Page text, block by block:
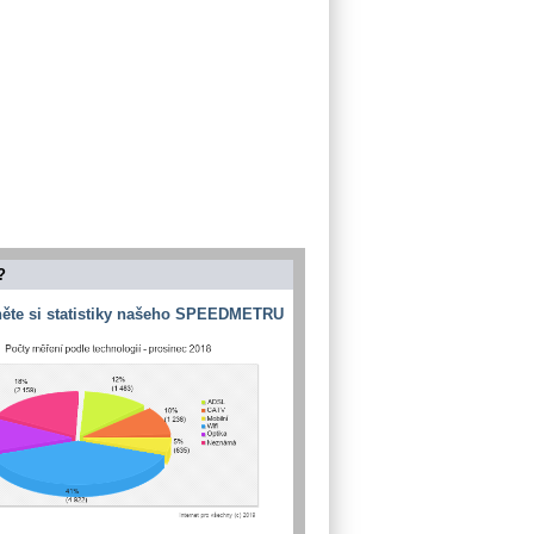
si statistiky našeho SPEEDMETRU